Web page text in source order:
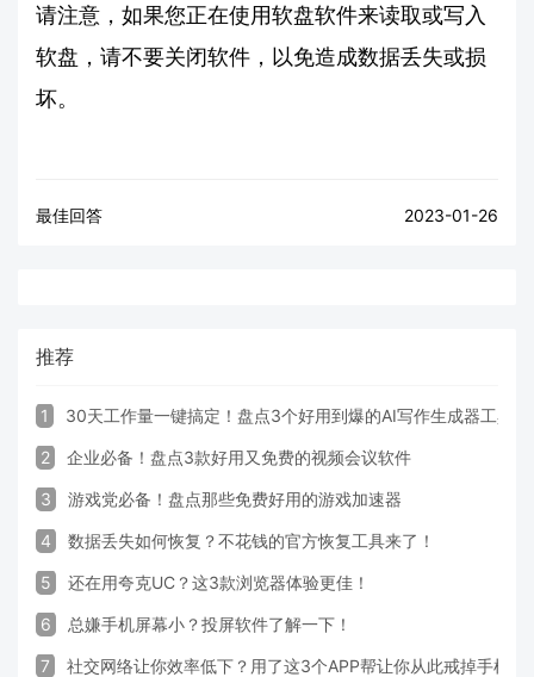
请注意，如果您正在使用软盘软件来读取或写入
软盘，请不要关闭软件，以免造成数据丢失或损
坏。
最佳回答 2023-01-26
推荐
1 30天工作量一键搞定！盘点3个好用到爆的AI写作生成器工具
2 企业必备！盘点3款好用又免费的视频会议软件
3 游戏党必备！盘点那些免费好用的游戏加速器
4 数据丢失如何恢复？不花钱的官方恢复工具来了！
5 还在用夸克UC？这3款浏览器体验更佳！
6 总嫌手机屏幕小？投屏软件了解一下！
7 社交网络让你效率低下？用了这3个APP帮让你从此戒掉手机！